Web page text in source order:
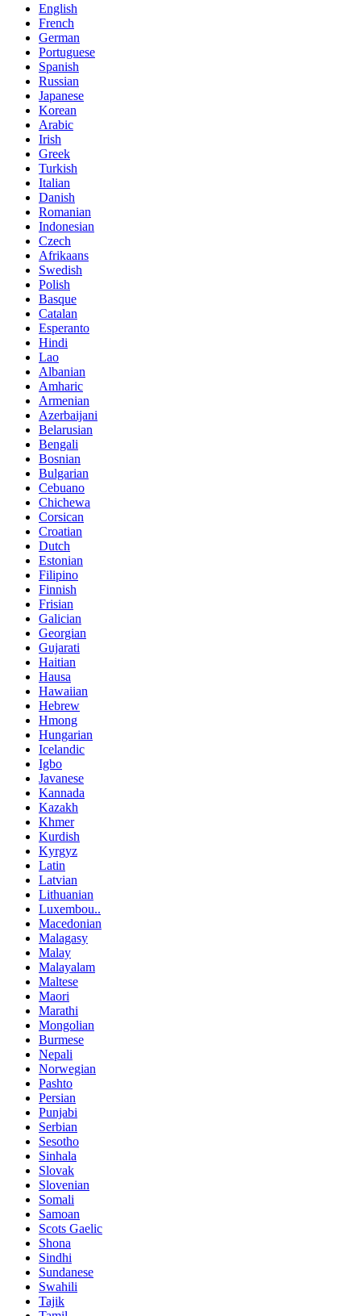
English
French
German
Portuguese
Spanish
Russian
Japanese
Korean
Arabic
Irish
Greek
Turkish
Italian
Danish
Romanian
Indonesian
Czech
Afrikaans
Swedish
Polish
Basque
Catalan
Esperanto
Hindi
Lao
Albanian
Amharic
Armenian
Azerbaijani
Belarusian
Bengali
Bosnian
Bulgarian
Cebuano
Chichewa
Corsican
Croatian
Dutch
Estonian
Filipino
Finnish
Frisian
Galician
Georgian
Gujarati
Haitian
Hausa
Hawaiian
Hebrew
Hmong
Hungarian
Icelandic
Igbo
Javanese
Kannada
Kazakh
Khmer
Kurdish
Kyrgyz
Latin
Latvian
Lithuanian
Luxembou..
Macedonian
Malagasy
Malay
Malayalam
Maltese
Maori
Marathi
Mongolian
Burmese
Nepali
Norwegian
Pashto
Persian
Punjabi
Serbian
Sesotho
Sinhala
Slovak
Slovenian
Somali
Samoan
Scots Gaelic
Shona
Sindhi
Sundanese
Swahili
Tajik